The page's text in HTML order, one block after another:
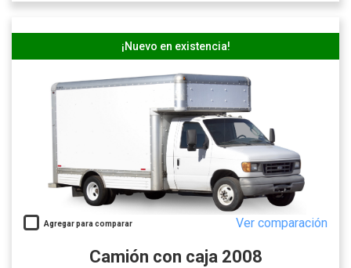
¡Nuevo en existencia!
Agregar para comparar Ver comparación
Camión con caja 2008